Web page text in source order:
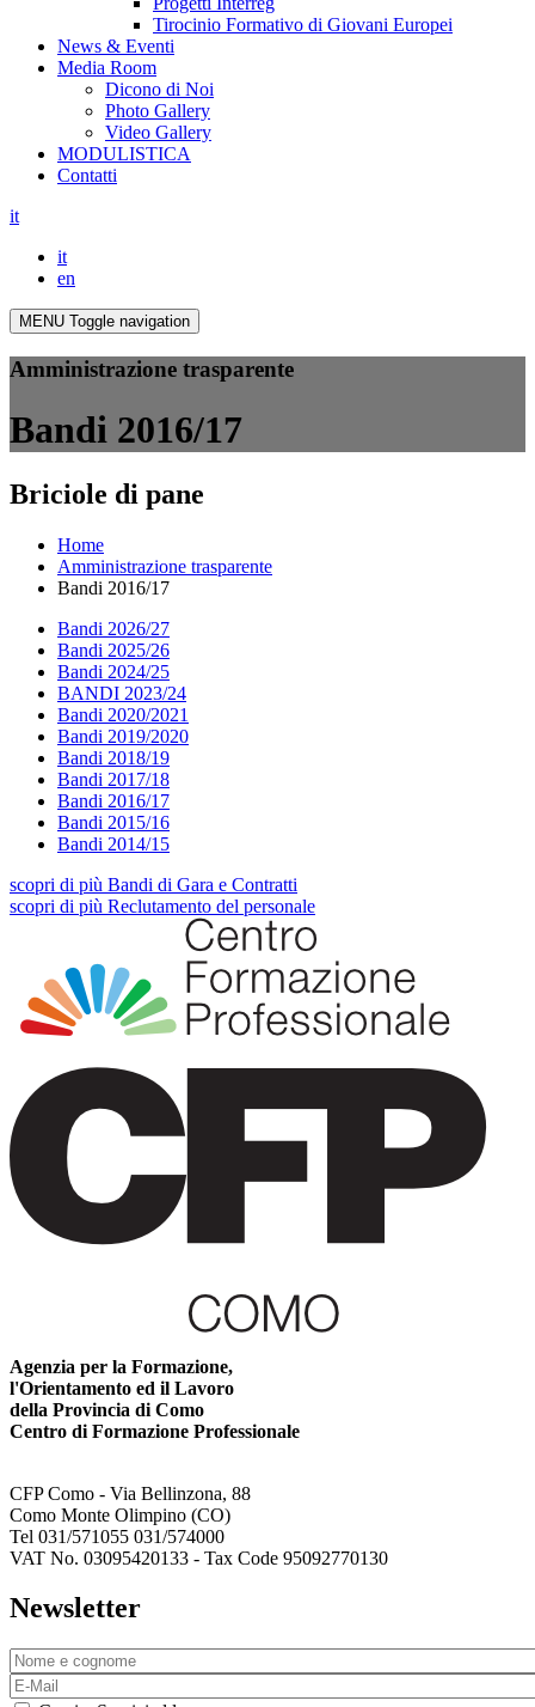
Tirocinio Formativo di Giovani Europei
News & Eventi
Media Room
Dicono di Noi
Photo Gallery
Video Gallery
MODULISTICA
Contatti
it
it
en
MENU Toggle navigation
Amministrazione trasparente
Bandi 2016/17
Briciole di pane
Home
Amministrazione trasparente
Bandi 2016/17
Bandi 2026/27
Bandi 2025/26
Bandi 2024/25
BANDI 2023/24
Bandi 2020/2021
Bandi 2019/2020
Bandi 2018/19
Bandi 2017/18
Bandi 2016/17
Bandi 2015/16
Bandi 2014/15
scopri di più Bandi di Gara e Contratti
scopri di più Reclutamento del personale
Agenzia per la Formazione,
l'Orientamento ed il Lavoro
della Provincia di Como
Centro di Formazione Professionale
CFP Como - Via Bellinzona, 88
Como Monte Olimpino (CO)
Tel 031/571055 031/574000
VAT No. 03095420133 - Tax Code 95092770130
Newsletter